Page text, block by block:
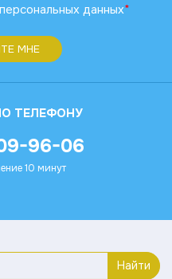
персональных данных*
МНЕ
ТЕЛЕФОНУ
96-06
10 минут
Найти